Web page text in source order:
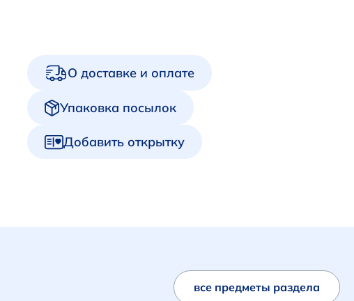
О доставке и оплате
Упаковка посылок
Добавить открытку
все предметы раздела